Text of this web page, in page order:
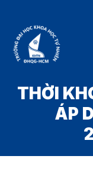
THỜI
ÁP